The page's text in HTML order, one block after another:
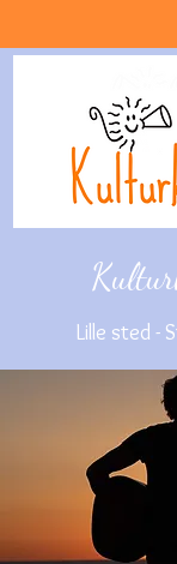
Lille sted -